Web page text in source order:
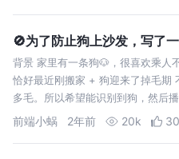
🚫为了防止狗上沙发，写了
背景 家里有一条狗🐶，很喜欢乘人
恰好最近刚搬家 + 狗迎来了掉毛期
多毛。所以希望能识别到狗，然后
音频📣。 需求分析 需要一个摄像头
前端小蜗 2年前 20k